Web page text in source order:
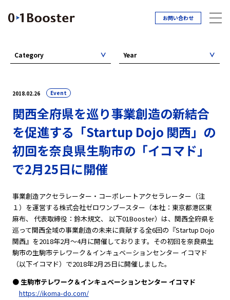
お問い合わせ
2018.02.26 Event
関西全府県を巡り事業創造の新結合
を促進する「Startup Dojo 関西」の
初回を奈良県生駒市の「イコマド」
で2月25日に開催
事業創造アクセラレーター・コーポレートアクセラレーター（注
１）を運営する株式会社ゼロワンブースター（本社：東京都港区東
麻布、 代表取締役：鈴木規文、 以下01Booster）は、関西全府県を
巡って関西全域の事業創造の未来に貢献する全6回の『Startup Dojo
関西』を2018年2月〜4月に開催しております。その初回を奈良県生
駒市の生駒市テレワーク＆インキュベーションセンター イコマド
（以下イコマド）で2018年2月25日に開催しました。
● 生駒市テレワーク＆インキュベーションセンター イコマド
https://ikoma-do.com/
Category Year